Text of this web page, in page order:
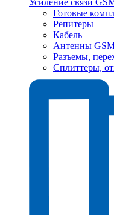
Усиление связи
Готовые
Репитеры
Кабель
Антенны
Разъемы,
Сплиттеры,